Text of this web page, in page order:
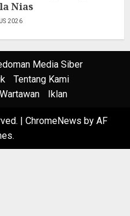
Nias
2026
Media Siber
Tentang Kami
Iklan
| ChromeNews by AF